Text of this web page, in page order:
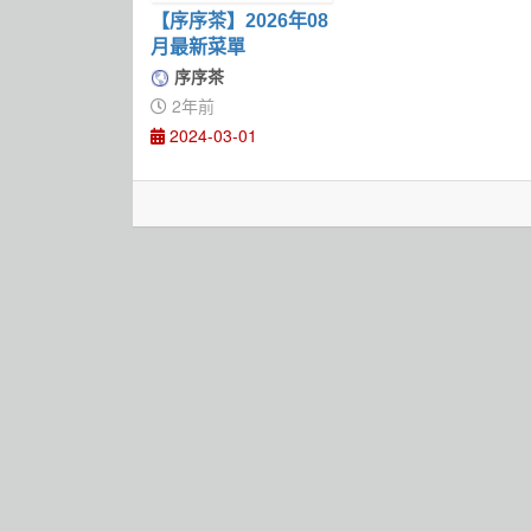
【序序茶】2026年08
月最新菜單
序序茶
2年前
2024-03-01